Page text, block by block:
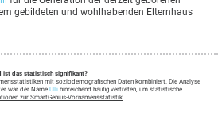
gebildeten und wohlhabenden Elternhaus
ist das statistisch signifikant?
mit soziodemografischen Daten kombiniert. Die Analyse
war der Name Ulli hinreichend häufig vertreten, um statistische
zur SmartGenius-Vornamensstatistik.